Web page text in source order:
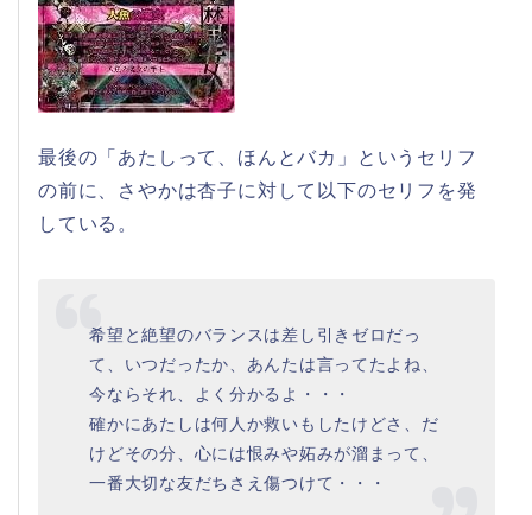
最後の「あたしって、ほんとバカ」というセリフ
の前に、さやかは杏子に対して以下のセリフを発
している。
希望と絶望のバランスは差し引きゼロだっ
て、いつだったか、あんたは言ってたよね、
今ならそれ、よく分かるよ・・・
確かにあたしは何人か救いもしたけどさ、だ
けどその分、心には恨みや妬みが溜まって、
一番大切な友だちさえ傷つけて・・・